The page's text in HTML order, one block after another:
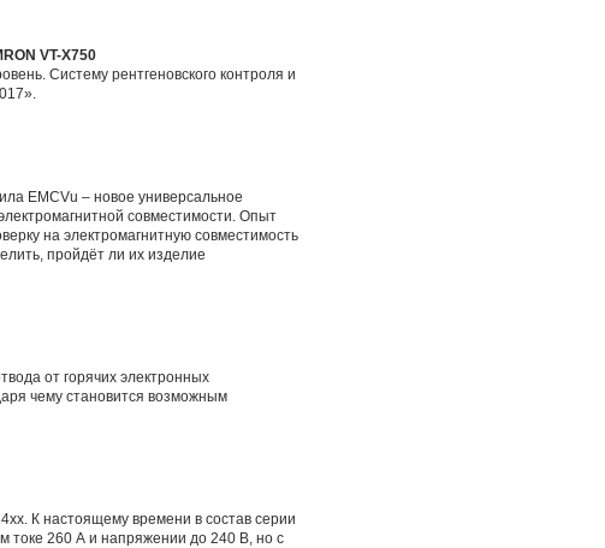
VT-X750
Систему рентгеновского контроля и
EMCVu – новое универсальное
совместимости. Опыт
на электромагнитную совместимость
пройдёт ли их изделие
от горячих электронных
чему становится возможным
К настоящему времени в состав серии
токе 260 А и напряжении до 240 В, но с